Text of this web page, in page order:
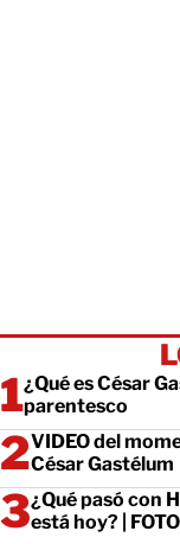
¿Qué es César
parentesco
VIDEO del
César Gastélum
¿Qué pasó con
está hoy? |